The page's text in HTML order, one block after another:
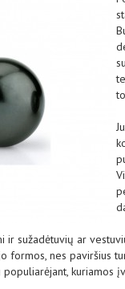
ir sužadėtuvių ar
formos, nes paviršius
kuriamos